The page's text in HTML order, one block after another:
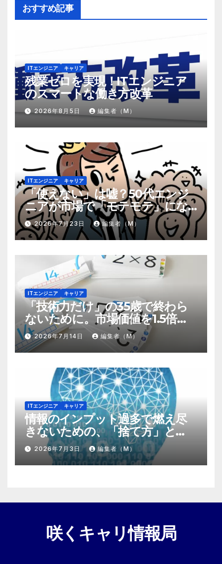
おすすめ記事
ITエンジニア キャリア
残業ゼロを実現！ITエンジニア
のスマートな働き方改革
2026年8月5日 編集者（M）
ITエンジニア キャリア
「使えない」は嘘？50代エンジ
ニアが市場で「モテモテ」にな
るための8個の強み
2026年7月23日 編集者（M）
ITエンジニア キャリア
「技術力だけ」の35歳で終わら
ないために。市場価値を1.5倍に
する『プラスα』の掛け算
2026年7月14日 編集者（M）
ITエンジニア キャリア
情報のインプット過多で燃え尽
きないための、「捨て方」と
「情報の絞り方」
2026年7月3日 編集者（M）
咲くキャリ情報局